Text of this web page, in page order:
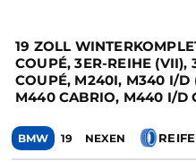
19 ZOLL
COUPÉ, 3ER-REIHE (VII),
COUPÉ, M240I, M340 I/D
M440 CABRIO, M440 I/D
BMW 19 NEXEN